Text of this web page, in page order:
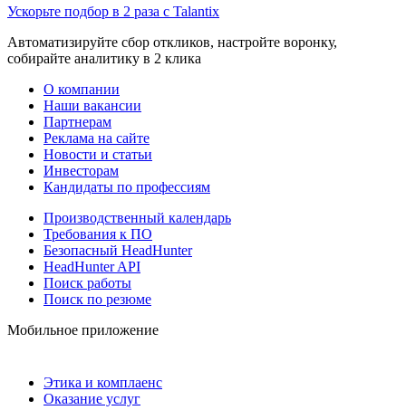
Ускорьте подбор в 2 раза с Talantix
Автоматизируйте сбор откликов, настройте воронку,
собирайте аналитику в 2 клика
О компании
Наши вакансии
Партнерам
Реклама на сайте
Новости и статьи
Инвесторам
Кандидаты по профессиям
Производственный календарь
Требования к ПО
Безопасный HeadHunter
HeadHunter API
Поиск работы
Поиск по резюме
Мобильное приложение
Этика и комплаенс
Оказание услуг